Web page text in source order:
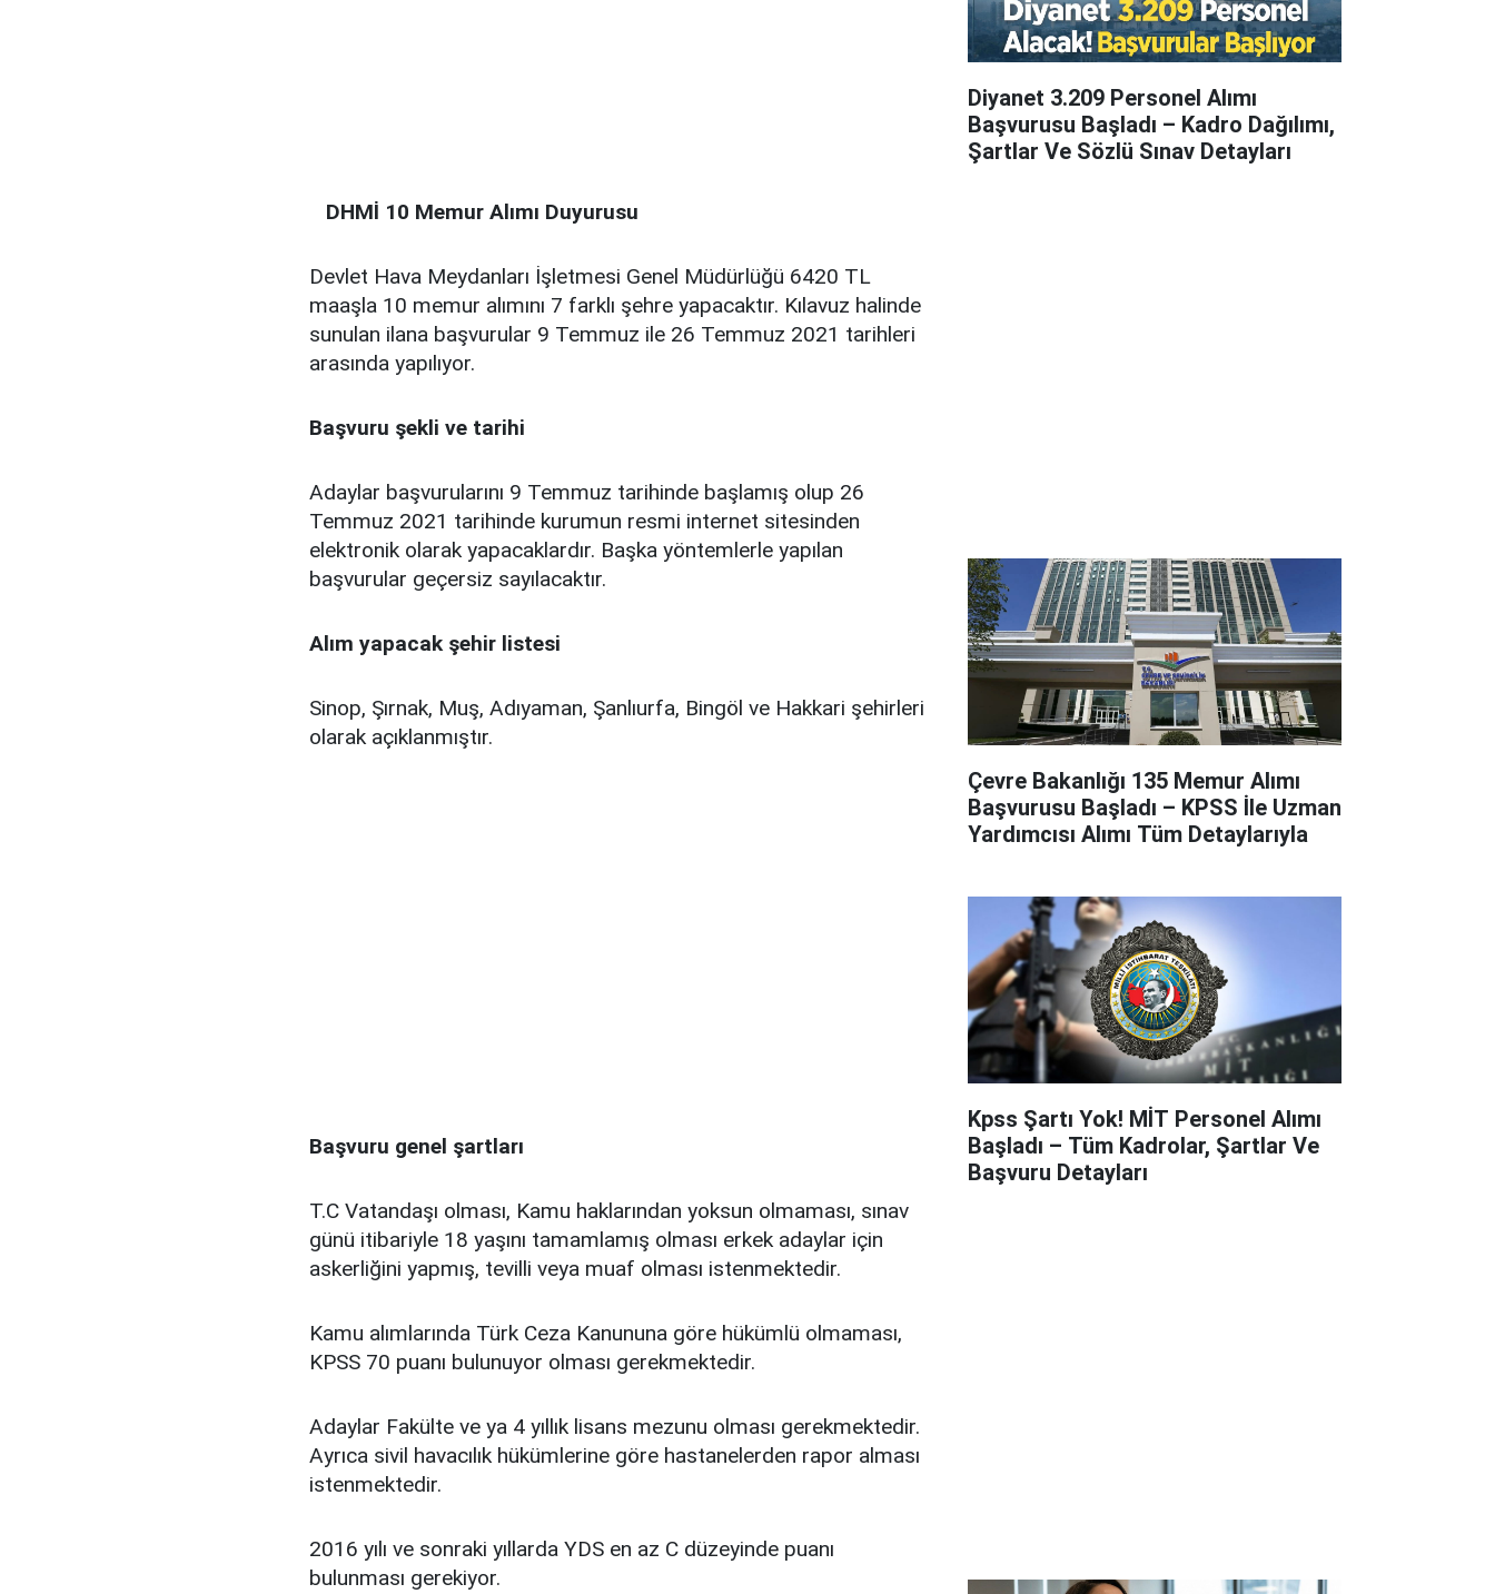
DHMİ 10 Memur Alımı Duyurusu
Devlet Hava Meydanları İşletmesi Genel Müdürlüğü 6420 TL
maaşla 10 memur alımını 7 farklı şehre yapacaktır. Kılavuz halinde
sunulan ilana başvurular 9 Temmuz ile 26 Temmuz 2021 tarihleri
arasında yapılıyor.
Başvuru şekli ve tarihi
Adaylar başvurularını 9 Temmuz tarihinde başlamış olup 26
Temmuz 2021 tarihinde kurumun resmi internet sitesinden
elektronik olarak yapacaklardır. Başka yöntemlerle yapılan
başvurular geçersiz sayılacaktır.
Alım yapacak şehir listesi
Sinop, Şırnak, Muş, Adıyaman, Şanlıurfa, Bingöl ve Hakkari şehirleri
olarak açıklanmıştır.
Başvuru genel şartları
T.C Vatandaşı olması, Kamu haklarından yoksun olmaması, sınav
günü itibariyle 18 yaşını tamamlamış olması erkek adaylar için
askerliğini yapmış, tevilli veya muaf olması istenmektedir.
Kamu alımlarında Türk Ceza Kanununa göre hükümlü olmaması,
KPSS 70 puanı bulunuyor olması gerekmektedir.
Adaylar Fakülte ve ya 4 yıllık lisans mezunu olması gerekmektedir.
Ayrıca sivil havacılık hükümlerine göre hastanelerden rapor alması
istenmektedir.
2016 yılı ve sonraki yıllarda YDS en az C düzeyinde puanı
bulunması gerekiyor.
Diyanet 3.209 Personel Alımı
Başvurusu Başladı – Kadro Dağılımı,
Şartlar Ve Sözlü Sınav Detayları
Çevre Bakanlığı 135 Memur Alımı
Başvurusu Başladı – KPSS İle Uzman
Yardımcısı Alımı Tüm Detaylarıyla
Kpss Şartı Yok! MİT Personel Alımı
Başladı – Tüm Kadrolar, Şartlar Ve
Başvuru Detayları